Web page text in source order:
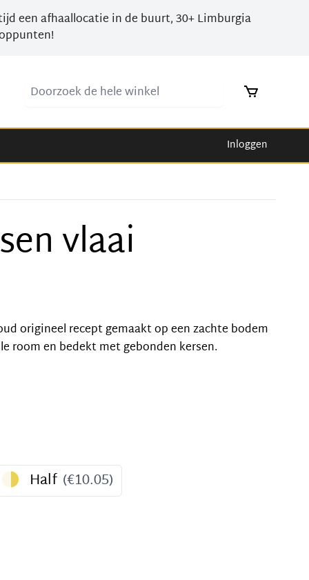
een afhaallocatie in de buurt, 30+ Limburgia
Doorzoek de hele winkel
Inloggen
vlaai
origineel recept gemaakt op een zachte bodem
room en bedekt met gebonden kersen.
Half (€10.05)